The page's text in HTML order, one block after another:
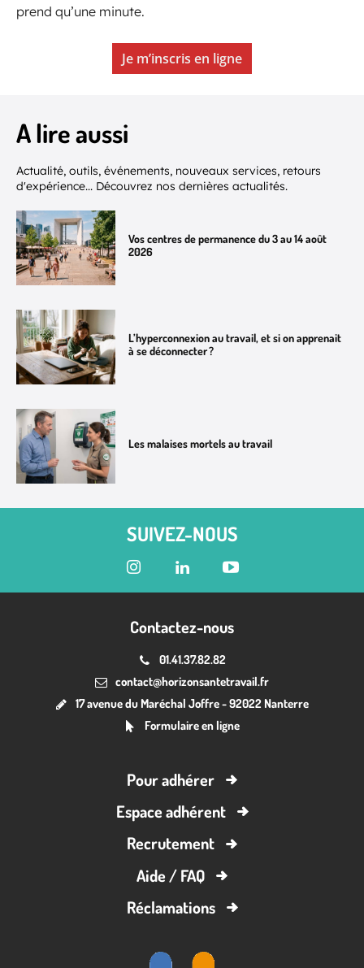
prend qu’une minute.
Je m’inscris en ligne
A lire aussi
Actualité, outils, événements, nouveaux services, retours
d'expérience... Découvrez nos dernières actualités.
Vos centres de permanence du 3 au 14 août
2026
L’hyperconnexion au travail, et si on apprenait
à se déconnecter ?
Les malaises mortels au travail
SUIVEZ-NOUS
Contactez-nous
01.41.37.82.82
contact@horizonsantetravail.fr
17 avenue du Maréchal Joffre - 92022 Nanterre
Formulaire en ligne
Pour adhérer
Espace adhérent
Recrutement
Aide / FAQ
Réclamations